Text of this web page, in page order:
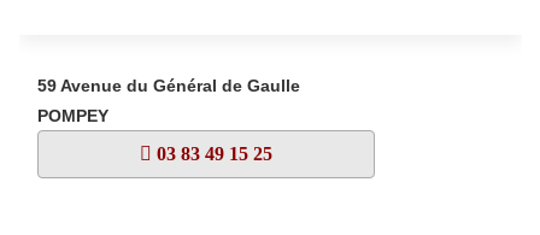
59 Avenue du Général de Gaulle
POMPEY
03 83 49 15 25